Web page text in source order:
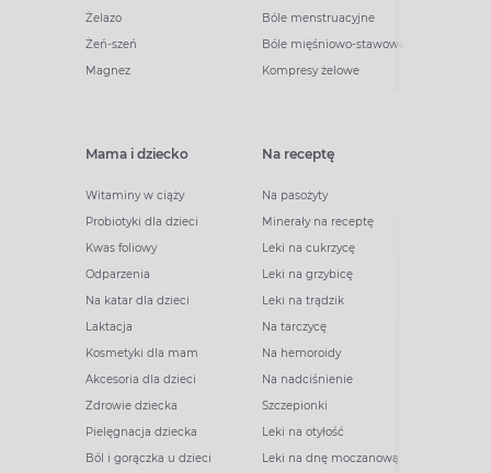
Żelazo
Żeń-szeń
Magnez
Bóle menstruacyjne
Bóle mięśniowo-stawowe
Kompresy żelowe
Mama i dziecko
Witaminy w ciąży
Probiotyki dla dzieci
Kwas foliowy
Odparzenia
Na katar dla dzieci
Laktacja
Kosmetyki dla mam
Akcesoria dla dzieci
Zdrowie dziecka
Pielęgnacja dziecka
Ból i gorączka u dzieci
Na receptę
Na pasożyty
Minerały na receptę
Leki na cukrzycę
Leki na grzybicę
Leki na trądzik
Na tarczycę
Na hemoroidy
Na nadciśnienie
Szczepionki
Leki na otyłość
Leki na dnę moczanową